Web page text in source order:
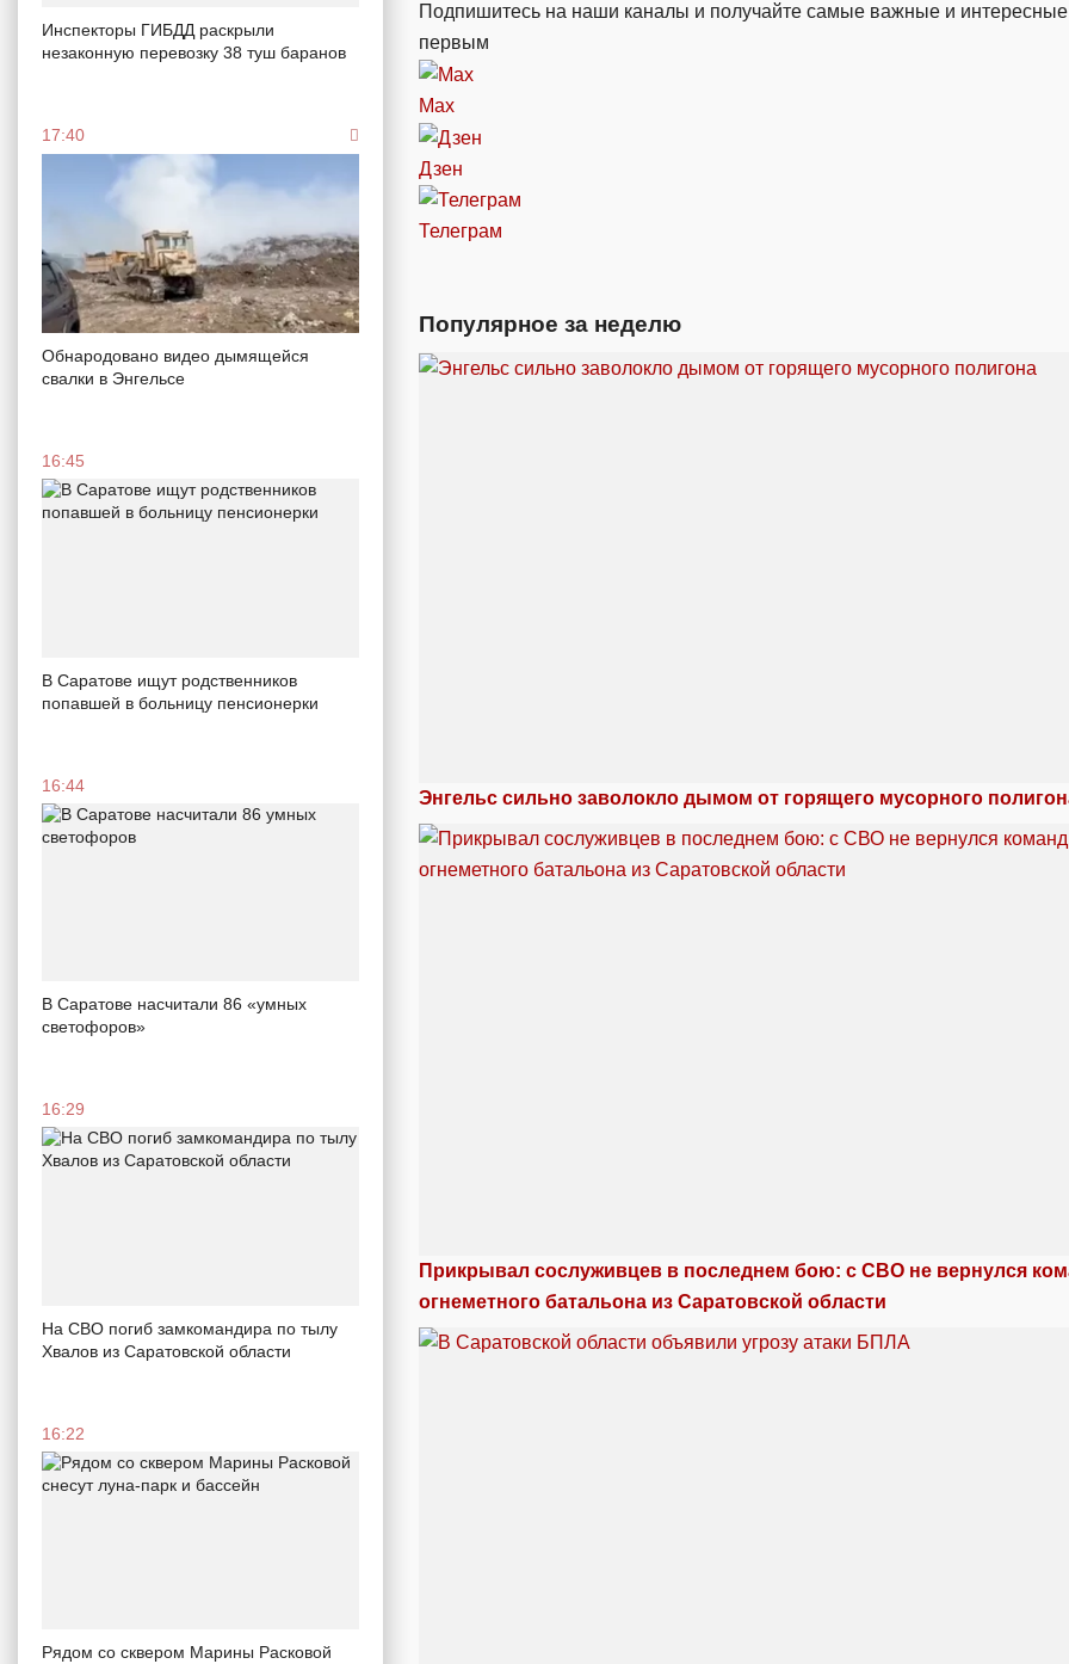
Инспекторы ГИБДД раскрыли
незаконную перевозку 38 туш баранов
17:40
Обнародовано видео дымящейся
свалки в Энгельсе
16:45
В Саратове ищут родственников
попавшей в больницу пенсионерки
16:44
В Саратове насчитали 86 «умных
светофоров»
16:29
На СВО погиб замкомандира по тылу
Хвалов из Саратовской области
16:22
Рядом со сквером Марины Расковой
Подпишитесь на наши каналы и получайте самые важные и интересные
первым
Max
Дзен
Телеграм
Популярное за неделю
Энгельс сильно заволокло дымом от горящего мусорного
Прикрывал сослуживцев в последнем бою: с СВО не вернулся
огнеметного батальона из Саратовской области